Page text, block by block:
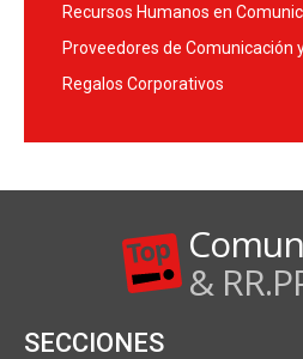
Recursos Humanos en
Proveedores de Comunicación
Regalos Corporativos
&
SECCIONES